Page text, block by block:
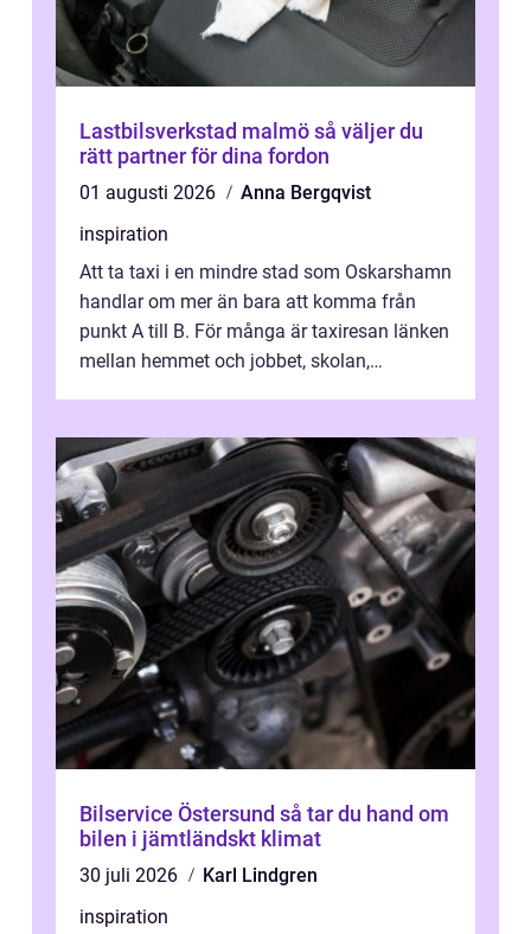
Lastbilsverkstad malmö så väljer du
rätt partner för dina fordon
01 augusti 2026
Anna Bergqvist
inspiration
Att ta taxi i en mindre stad som Oskarshamn
handlar om mer än bara att komma från
punkt A till B. För många är taxiresan länken
mellan hemmet och jobbet, skolan,
Bilservice Östersund så tar du hand om
bilen i jämtländskt klimat
30 juli 2026
Karl Lindgren
inspiration